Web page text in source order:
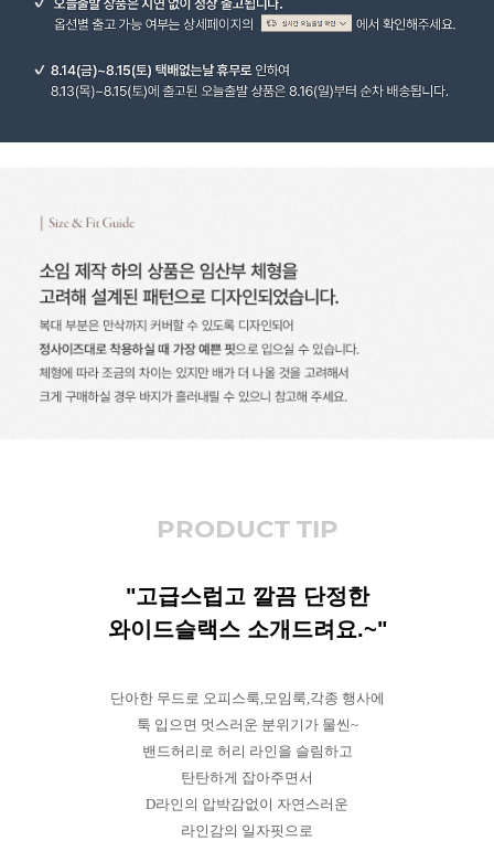
PRODUCT TIP
"고급스럽고 깔끔 단정한
와이드슬랙스 소개드려요.~"
단아한 무드로 오피스룩,모임룩,각종 행사에
툭 입으면 멋스러운 분위기가 물씬~
밴드허리로 허리 라인을 슬림하고
탄탄하게 잡아주면서
D라인의 압박감없이 자연스러운
라인감의 일자핏으로